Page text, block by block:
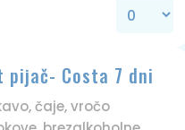
pijač- Costa 7 dni
čaje, vročo